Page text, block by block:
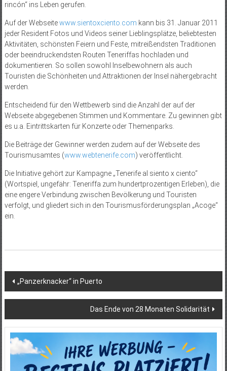
rincón“ ins Leben gerufen.
Auf der Webseitewww.sientoxciento.com kann bis 31. Januar 2011
jeder Resident Fotos und Videos seiner Lieblingsplätze, beliebtesten
Aktivitäten, schönsten Feiern und Feste, mitreißendsten Traditionen
oder beeindruckendsten Routen Teneriffas hochladen und
dokumentieren. So sollen sowohl Inselbewohnern als auch
Touristen die Schönheiten und Attraktionen der Insel nähergebracht
werden.
Entscheidend für den Wettbewerb sind die Anzahl der auf der
Webseite abgegebenen Stimmen und Kommentare. Zu gewinnen gibt
es u.a. Eintrittskarten für Konzerte oder Themenparks.
Die Beiträge der Gewinner werden zudem auf der Webseite des
Tourismusamtes (www.webtenerife.com) veröffentlicht.
Die Initiative gehört zur Kampagne „Tenerife al siento x ciento“
(Wortspiel, ungefähr: Teneriffa zum hundertprozentigen Erleben), die
eine engere Verbindung zwischen Bevölkerung und Touristen
verfolgt, und gliedert sich in den Tourismusförderungsplan „Acoge“
ein.
Beitragsnavigation
„Panzer­knacker“ in Puerto
Das Ende von 28 Monaten Solidarität